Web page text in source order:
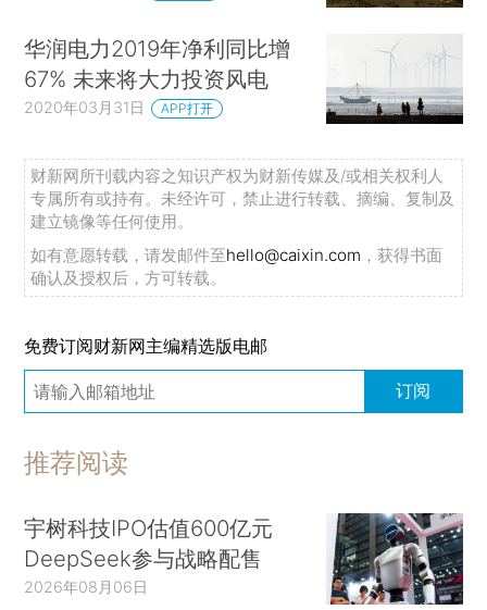
华润电力2019年净利同比增
67% 未来将大力投资风电
2020年03月31日 APP打开
财新网所刊载内容之知识产权为财新传媒及/或相关权利人
专属所有或持有。未经许可，禁止进行转载、摘编、复制及
建立镜像等任何使用。
如有意愿转载，请发邮件至hello@caixin.com ，获得书面
确认及授权后，方可转载。
免费订阅财新网主编精选版电邮
订阅
推荐阅读
宇树科技IPO估值600亿元
DeepSeek参与战略配售
2026年08月06日